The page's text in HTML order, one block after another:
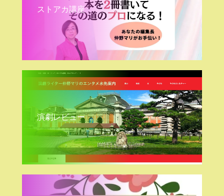
ストアカ講座
演劇レビュー